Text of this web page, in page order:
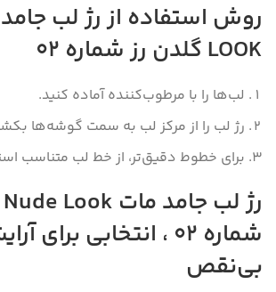
LOOK گلدن رز شماره 02
لب‌ها را با مرطوب‌کننده آماده کنید.
رژ لب را از مرکز لب به سمت گوشه‌ها
برای خطوط دقیق‌تر، از خط لب متناسب
شماره 02 ، انتخابی برای
بی‌نقص